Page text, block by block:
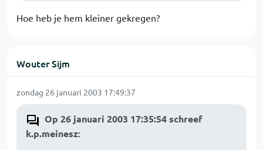
Hoe heb je hem kleiner gekregen?
Wouter Sijm
zondag 26 januari 2003 17:49:37
Op 26 januari 2003 17:35:54 schreef
k.p.meinesz: